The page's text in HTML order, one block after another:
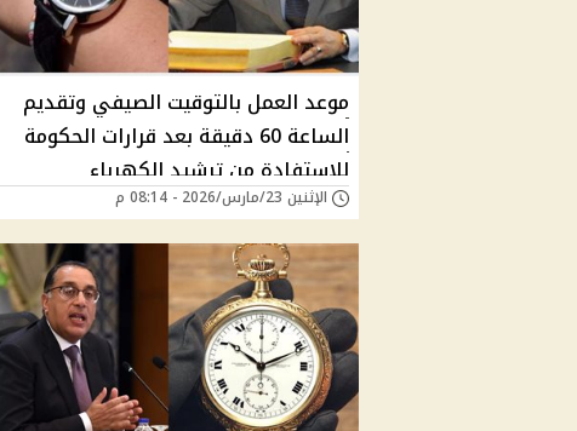
موعد العمل بالتوقيت الصيفي وتقديم
الساعة 60 دقيقة بعد قرارات الحكومة
للإستفادة من ترشيد الكهرباء
الإثنين 23/مارس/2026 - 08:14 م